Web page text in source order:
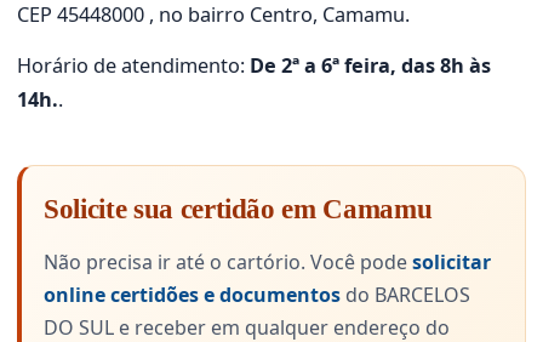
CEP 45448000 , no bairro Centro, Camamu.
Horário de atendimento: De 2ª a 6ª feira, das 8h às
14h..
Solicite sua certidão em Camamu
Não precisa ir até o cartório. Você podesolicitar
online certidões e documentos do BARCELOS
DO SUL e receber em qualquer endereço do